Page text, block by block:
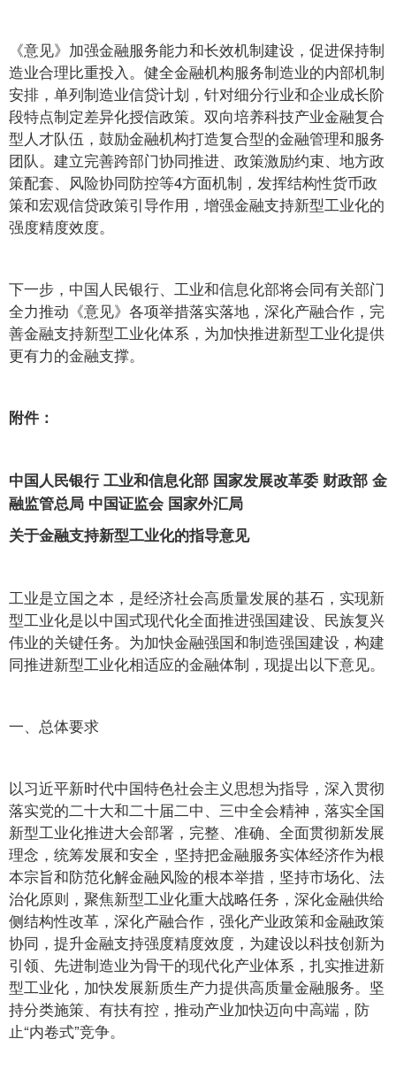
《意见》加强金融服务能力和长效机制建设，促进保持制
造业合理比重投入。健全金融机构服务制造业的内部机制
安排，单列制造业信贷计划，针对细分行业和企业成长阶
段特点制定差异化授信政策。双向培养科技产业金融复合
型人才队伍，鼓励金融机构打造复合型的金融管理和服务
团队。建立完善跨部门协同推进、政策激励约束、地方政
策配套、风险协同防控等4方面机制，发挥结构性货币政
策和宏观信贷政策引导作用，增强金融支持新型工业化的
强度精度效度。
下一步，中国人民银行、工业和信息化部将会同有关部门
全力推动《意见》各项举措落实落地，深化产融合作，完
善金融支持新型工业化体系，为加快推进新型工业化提供
更有力的金融支撑。
附件：
中国人民银行 工业和信息化部 国家发展改革委 财政部 金
融监管总局 中国证监会 国家外汇局
关于金融支持新型工业化的指导意见
工业是立国之本，是经济社会高质量发展的基石，实现新
型工业化是以中国式现代化全面推进强国建设、民族复兴
伟业的关键任务。为加快金融强国和制造强国建设，构建
同推进新型工业化相适应的金融体制，现提出以下意见。
一、总体要求
以习近平新时代中国特色社会主义思想为指导，深入贯彻
落实党的二十大和二十届二中、三中全会精神，落实全国
新型工业化推进大会部署，完整、准确、全面贯彻新发展
理念，统筹发展和安全，坚持把金融服务实体经济作为根
本宗旨和防范化解金融风险的根本举措，坚持市场化、法
治化原则，聚焦新型工业化重大战略任务，深化金融供给
侧结构性改革，深化产融合作，强化产业政策和金融政策
协同，提升金融支持强度精度效度，为建设以科技创新为
引领、先进制造业为骨干的现代化产业体系，扎实推进新
型工业化，加快发展新质生产力提供高质量金融服务。坚
持分类施策、有扶有控，推动产业加快迈向中高端，防
止“内卷式”竞争。